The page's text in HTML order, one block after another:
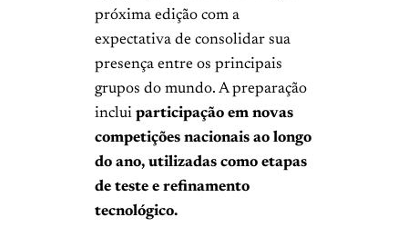
próxima edição com a
expectativa de consolidar sua
presença entre os principais
grupos do mundo. A preparação
inclui participação em novas
competições nacionais ao longo
do ano, utilizadas como etapas
de teste e refinamento
tecnológico.